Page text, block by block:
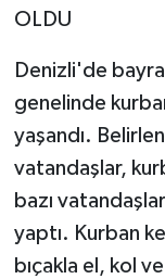
OLDU
Denizli'de
genelinde
yaşandı.
vatandaşlar,
bazı
yaptı. Kurban
bıçakla el, kol